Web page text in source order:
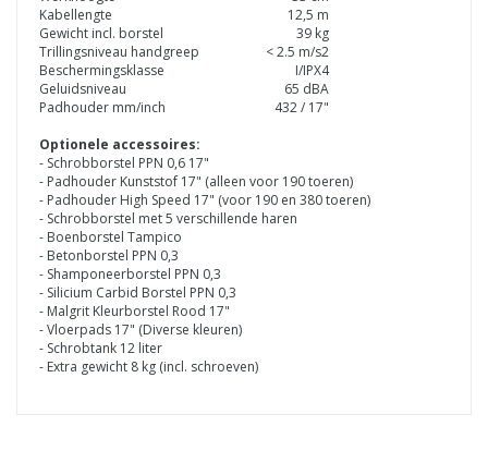
Kabellengte
12,5 m
Gewicht incl. borstel
39 kg
Trillingsniveau handgreep
< 2.5 m/s2
Beschermingsklasse
I/IPX4
Geluidsniveau
65 dBA
Padhouder mm/inch
432 / 17"
Optionele accessoires:
- Schrobborstel PPN 0,6 17"
- Padhouder Kunststof 17" (alleen voor 190 toeren)
- Padhouder High Speed 17" (voor 190 en 380 toeren)
- Schrobborstel met 5 verschillende haren
- Boenborstel Tampico
- Betonborstel PPN 0,3
- Shamponeerborstel PPN 0,3
- Silicium Carbid Borstel PPN 0,3
- Malgrit Kleurborstel Rood 17"
- Vloerpads 17" (Diverse kleuren)
- Schrobtank 12 liter
- Extra gewicht 8 kg (incl. schroeven)